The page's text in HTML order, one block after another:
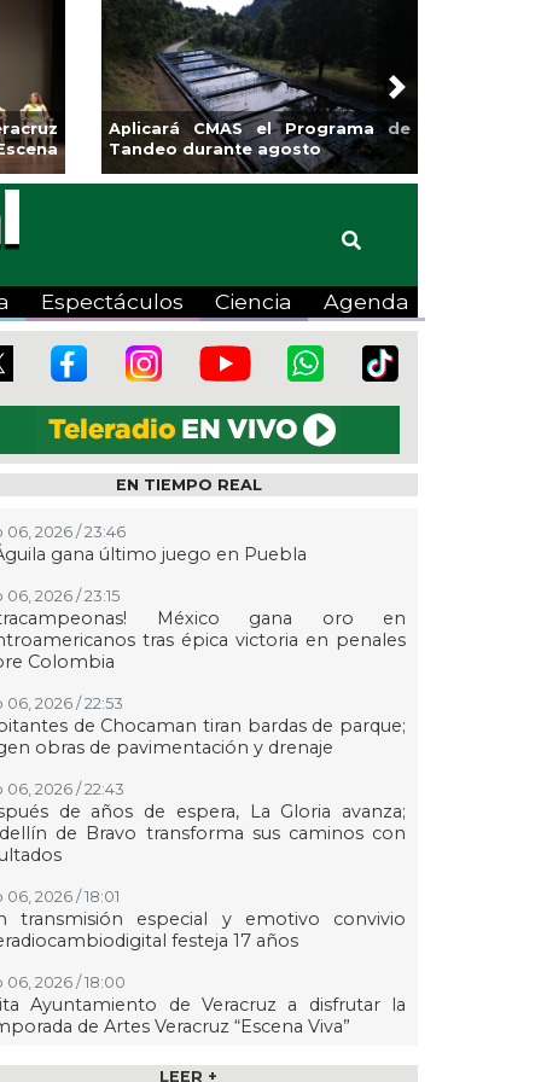
Aplicará CMAS el Programa de
Tandeo durante agosto
Next
Espectáculos Ciencia Agenda
EN TIEMPO REAL
06, 2026 / 23:46
gana último juego en Puebla
06, 2026 / 23:15
México gana oro en
tras épica victoria en penales
Colombia
06, 2026 / 22:53
de Chocaman tiran bardas de parque;
obras de pavimentación y drenaje
06, 2026 / 22:43
de años de espera, La Gloria avanza;
de Bravo transforma sus caminos con
06, 2026 / 18:01
transmisión especial y emotivo convivio
festeja 17 años
06, 2026 / 18:00
Ayuntamiento de Veracruz a disfrutar la
de Artes Veracruz “Escena Viva”
06, 2026 / 16:56 LEER +